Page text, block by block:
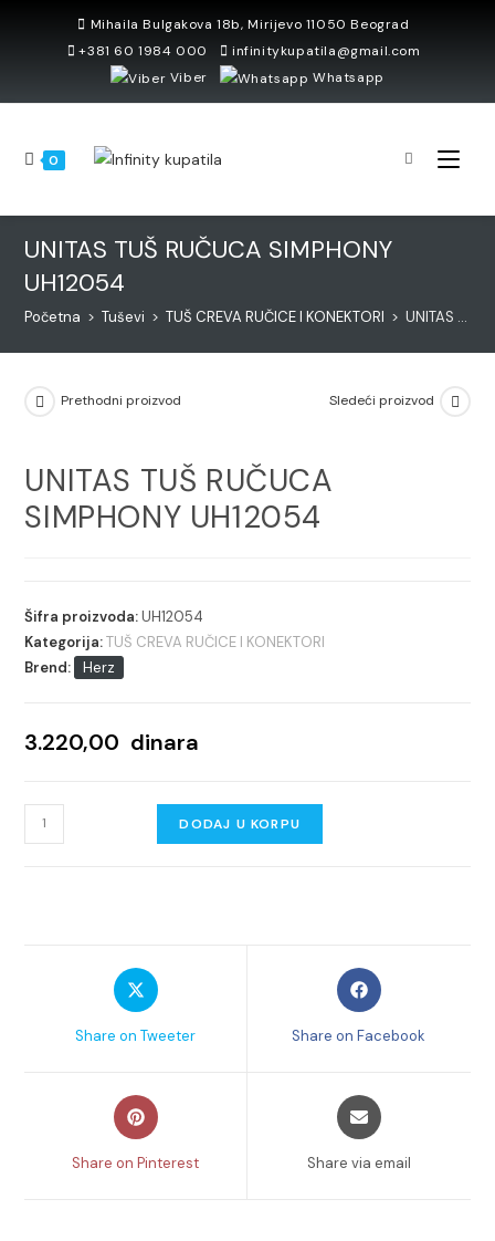
Mihaila Bulgakova 18b, Mirijevo 11050 Beograd
+381 60 1984 000
infinitykupatila@gmail.com
Viber
Whatsapp
0
UNITAS TUŠ RUČUCA SIMPHONY
UH12054
Početna > Tuševi > TUŠ CREVA RUČICE I KONEKTORI > UNITAS TUŠ RUČUCA SIMPHONY UH12054
Prethodni proizvod Sledeći proizvod
UNITAS TUŠ RUČUCA
SIMPHONY UH12054
Šifra proizvoda:UH12054
Kategorija:TUŠ CREVA RUČICE I KONEKTORI
Brend:
Herz
3.220,00 dinara
UNITAS
TUŠ
DODAJ U KORPU
Opens
in
new
Share on Tweeter
Opens
in
new
Share on Facebook
Opens
in
new
Share on Pinterest
Opens
in
new
Share via email